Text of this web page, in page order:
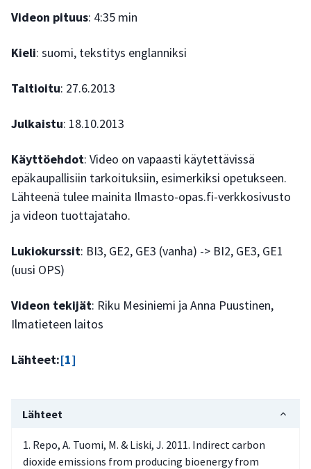
Videon pituus: 4:35 min
Kieli: suomi, tekstitys englanniksi
Taltioitu: 27.6.2013
Julkaistu: 18.10.2013
Käyttöehdot: Video on vapaasti käytettävissä
epäkaupallisiin tarkoituksiin, esimerkiksi opetukseen.
Lähteenä tulee mainita Ilmasto-opas.fi-verkkosivusto
ja videon tuottajataho.
Lukiokurssit: BI3, GE2, GE3 (vanha) -> BI2, GE3, GE1
(uusi OPS)
Videon tekijät: Riku Mesiniemi ja Anna Puustinen,
Ilmatieteen laitos
Lähteet:[1]
Lähteet
Repo, A. Tuomi, M. & Liski, J. 2011. Indirect carbon
dioxide emissions from producing bioenergy from